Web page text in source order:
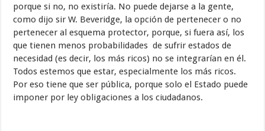
porque si no, no existiría. No puede dejarse a la gente,
como dijo sir W. Beveridge, la opción de pertenecer o no
pertenecer al esquema protector, porque, si fuera así, los
que tienen menos probabilidades de sufrir estados de
necesidad (es decir, los más ricos) no se integrarían en él.
Todos estemos que estar, especialmente los más ricos.
Por eso tiene que ser pública, porque solo el Estado puede
imponer por ley obligaciones a los ciudadanos.